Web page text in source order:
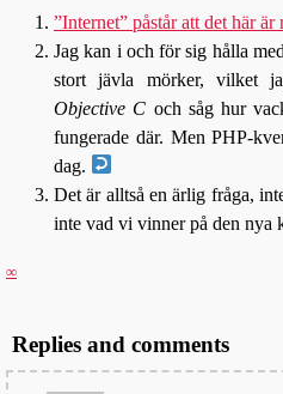
”Internet” påstår att det här är
Jag kan i och för sig hålla
stort jävla mörker, vilket
Objective C och såg hur
fungerade där. Men PHP-
dag.
Det är alltså en ärlig fråga,
inte vad vi vinner på den nya
∞
Replies and comments